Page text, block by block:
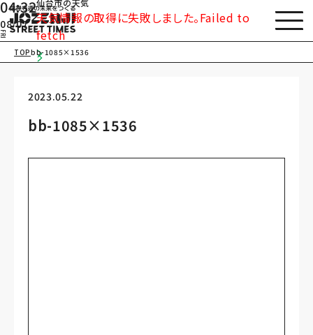
04:32
08/07
FRI
天気情報の取得に失敗しました。Failed to
fetch
TOPbb-1085×1536
2023.05.22
bb-1085×1536